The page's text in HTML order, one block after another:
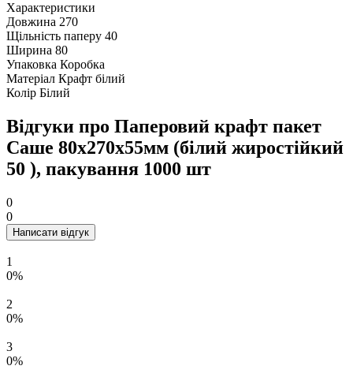
Характеристики
Довжина 270
Щільність паперу 40
Ширина 80
Упаковка Коробка
Матеріал Крафт білий
Колір Білий
Відгуки про Паперовий крафт пакет
Саше 80х270х55мм (білий жиростійкий
50 ), пакування 1000 шт
0
0
Написати відгук
1
0%
2
0%
3
0%